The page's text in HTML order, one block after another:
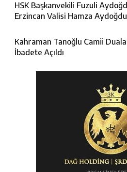
HSK Başkanvekili Fuzuli
Erzincan Valisi Hamza
Kahraman Tanoğlu Camii
İbadete Açıldı